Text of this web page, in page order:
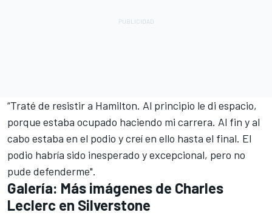
“Traté de resistir a Hamilton. Al principio le di espacio,
porque estaba ocupado haciendo mi carrera. Al fin y al
cabo estaba en el podio y creí en ello hasta el final. El
podio habría sido inesperado y excepcional, pero no
pude defenderme".
Galería: Más imágenes de Charles
Leclerc en Silverstone